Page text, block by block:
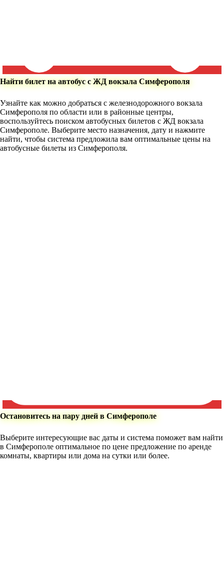
Найти билет на автобус с ЖД вокзала Симферополя
Узнайте как можно добраться с железнодорожного вокзала
Симферополя по области или в районные центры,
воспользуйтесь поиском автобусных билетов с ЖД вокзала
Симферополе. Выберите место назначения, дату и нажмите
найти, чтобы система предложила вам оптимальные цены на
автобусные билеты из Симферополя.
Остановитесь на пару дней в Симферополе
Выберите интересующие вас даты и система поможет вам найти
в Симферополе оптимальное по цене предложение по аренде
комнаты, квартиры или дома на сутки или более.